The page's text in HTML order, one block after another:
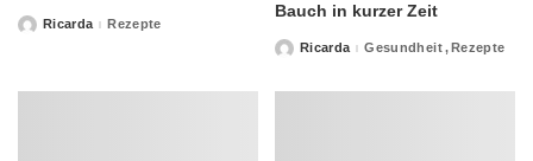
PostedRicarda Rezepte
Bauch in kurzer Zeit
PostedRicarda Gesundheit Rezepte